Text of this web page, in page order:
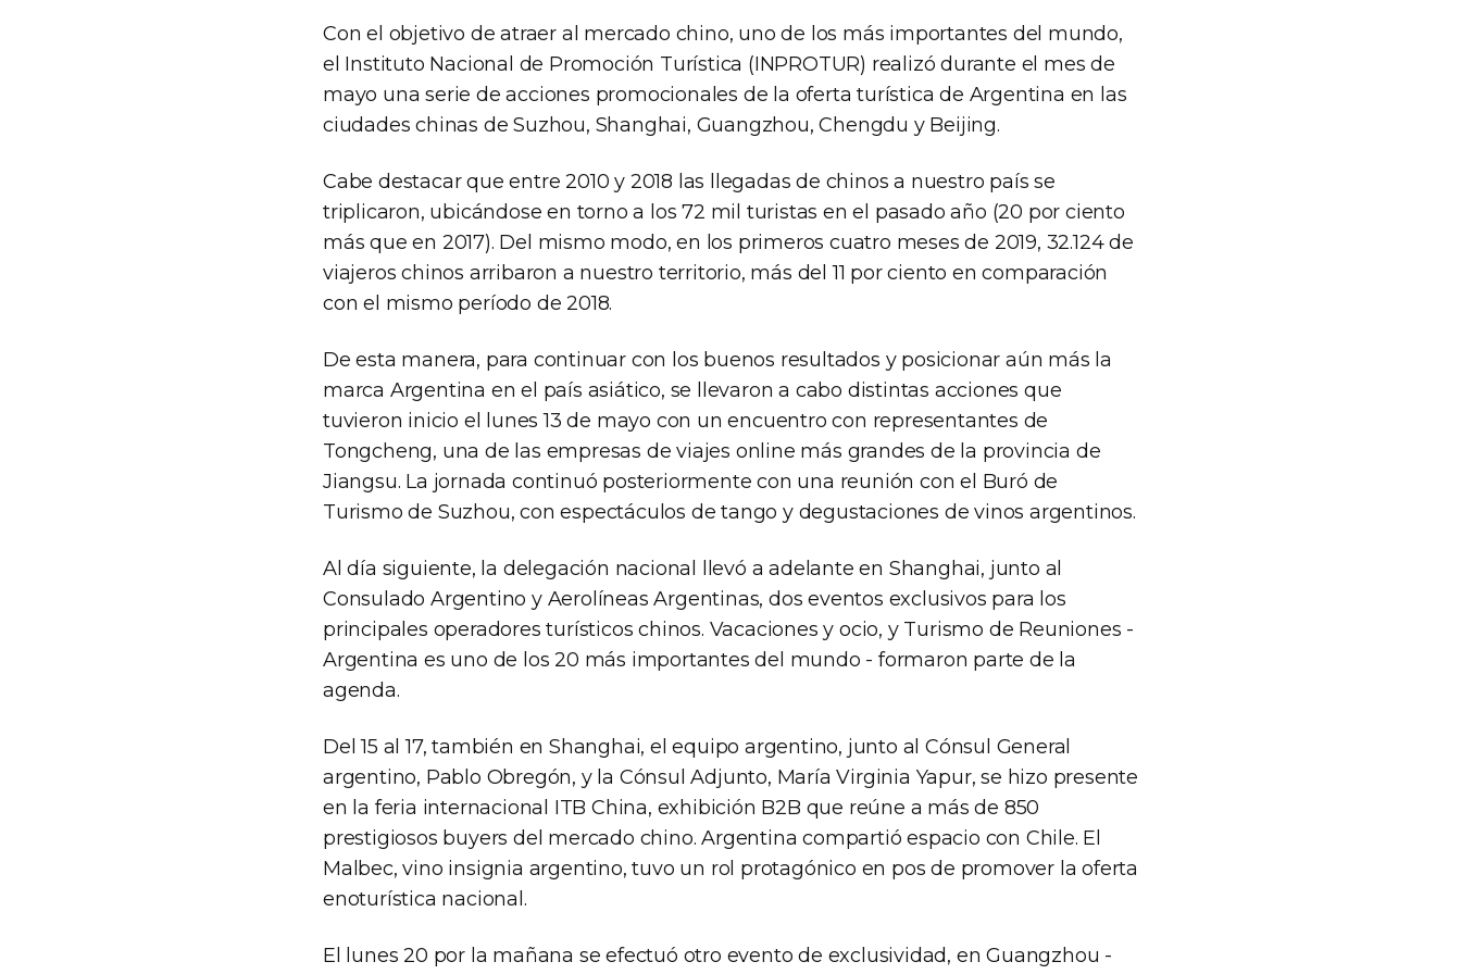
Con el objetivo de atraer al mercado chino, uno de los más importantes del mundo,
el Instituto Nacional de Promoción Turística (INPROTUR) realizó durante el mes de
mayo una serie de acciones promocionales de la oferta turística de Argentina en las
ciudades chinas de Suzhou, Shanghai, Guangzhou, Chengdu y Beijing.
Cabe destacar que entre 2010 y 2018 las llegadas de chinos a nuestro país se
triplicaron, ubicándose en torno a los 72 mil turistas en el pasado año (20 por ciento
más que en 2017). Del mismo modo, en los primeros cuatro meses de 2019, 32.124 de
viajeros chinos arribaron a nuestro territorio, más del 11 por ciento en comparación
con el mismo período de 2018.
De esta manera, para continuar con los buenos resultados y posicionar aún más la
marca Argentina en el país asiático, se llevaron a cabo distintas acciones que
tuvieron inicio el lunes 13 de mayo con un encuentro con representantes de
Tongcheng, una de las empresas de viajes online más grandes de la provincia de
Jiangsu. La jornada continuó posteriormente con una reunión con el Buró de
Turismo de Suzhou, con espectáculos de tango y degustaciones de vinos argentinos.
Al día siguiente, la delegación nacional llevó a adelante en Shanghai, junto al
Consulado Argentino y Aerolíneas Argentinas, dos eventos exclusivos para los
principales operadores turísticos chinos. Vacaciones y ocio, y Turismo de Reuniones -
Argentina es uno de los 20 más importantes del mundo - formaron parte de la
agenda.
Del 15 al 17, también en Shanghai, el equipo argentino, junto al Cónsul General
argentino, Pablo Obregón, y la Cónsul Adjunto, María Virginia Yapur, se hizo presente
en la feria internacional ITB China, exhibición B2B que reúne a más de 850
prestigiosos buyers del mercado chino. Argentina compartió espacio con Chile. El
Malbec, vino insignia argentino, tuvo un rol protagónico en pos de promover la oferta
enoturística nacional.
El lunes 20 por la mañana se efectuó otro evento de exclusividad, en Guangzhou -